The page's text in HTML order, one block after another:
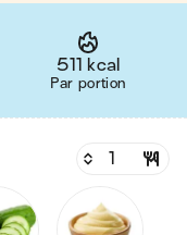
511 kcal
Par portion